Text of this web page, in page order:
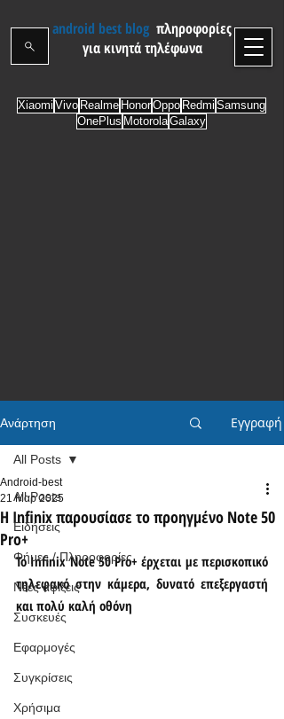
android best blog πληροφορίες
για κινητά τηλέφωνα
Xiaomi Vivo Realme HonorOppo Redmi Samsung
OnePlus MotorolaGalaxy
Ανάρτηση Εγγραφή
All Posts
Ειδήσεις
Φήμες / Πληροφορίες
Νέες αφίξεις
Συσκευές
Εφαρμογές
Συγκρίσεις
Χρήσιμα
All Posts
Η Infinix παρουσίασε το προηγμένο Note 50
Pro+
Android-best
21 Μαρ 2025
Το Infinix Note 50 Pro+ έρχεται με περισκοπικό
τηλεφακό στην κάμερα, δυνατό επεξεργαστή
και πολύ καλή οθόνη